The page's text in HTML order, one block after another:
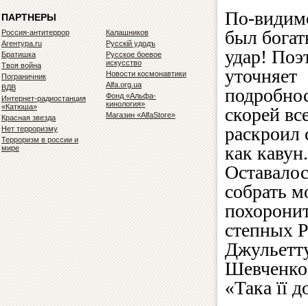
ПАРТНЕРЫ
Россия-антитеррор
Агентура.ru
Братишка
Твоя война
Пограничник
ВДВ
Интернет-радиостанция
«Катюша»
Красная звезда
Нет терроризму
Терроризм в россии и
мире
Калашников
Русскiй удодъ
Русское боевое
искусство
Новости космонавтики
Alfa.org.ua
Фонд «Альфа-
кинология»
Магазин «AlfaStore»
По-
был
удар!
уточняет
скорей
раскроил
как кавун.
собрать
степных
«Така її